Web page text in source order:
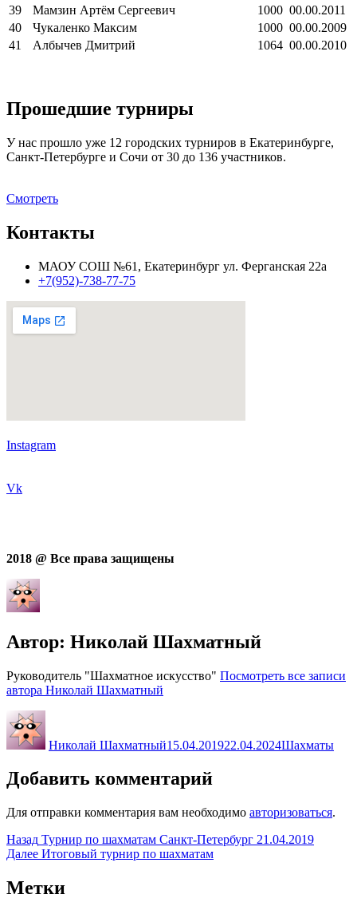
39 Мамзин Артём Сергеевич 1000 00.00.2011
40
Чукаленко Максим 1000 00.00.2009
41
Албычев Дмитрий 1064 00.00.2010
Прошедшие турниры
У нас прошло уже 12 городских турниров в Екатеринбурге,
Санкт-Петербурге и Сочи от 30 до 136 участников.
Смотреть
Контакты
МАОУ СОШ №61, Екатеринбург ул. Ферганская 22а
+7(952)-738-77-75
Instagram
Vk
2018 @ Все права защищены
Автор: Николай Шахматный
Руководитель "Шахматное искусство" Посмотреть все записи
автора Николай Шахматный
Николай Шахматный15.04.201922.04.2024Шахматы
Добавить комментарий
Для отправки комментария вам необходимо авторизоваться.
Навигация
по
записям
Назад Предыдущая
запись:
Турнир по шахматам Санкт-Петербург 21.04.2019
Далее Следующая
Итоговый турнир по шахматам
Метки